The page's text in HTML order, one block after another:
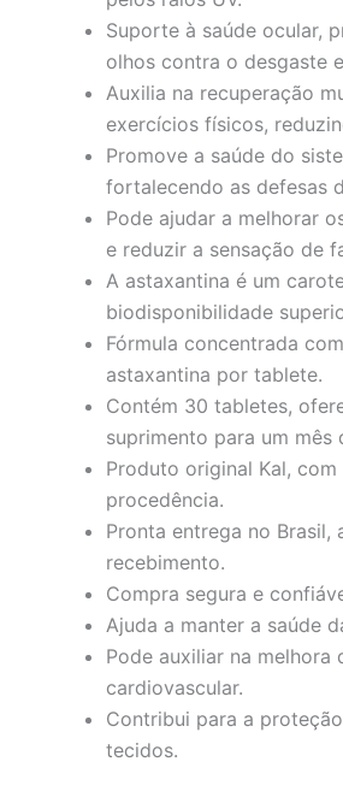
Suporte à saúde ocular,
olhos contra o desgaste
Auxilia na recuperação
exercícios físicos,
Promove a saúde do
fortalecendo as defesas
Pode ajudar a melhorar
e reduzir a sensação de
A astaxantina é um
biodisponibilidade
Fórmula concentrada
astaxantina por tablete.
Contém 30 tabletes,
suprimento para um mês
Produto original Kal,
procedência.
Pronta entrega no Brasil,
recebimento.
Compra segura e
Ajuda a manter a saúde
Pode auxiliar na melhora
cardiovascular.
Contribui para a
tecidos.